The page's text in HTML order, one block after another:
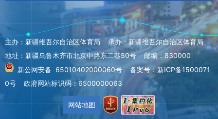
主办：新疆维吾尔自治区体育局 承办：新疆维吾尔自治区体育局
地址：新疆乌鲁木齐市北京中路东二巷50号 邮编：830000
新公网安备 65010402000060号
备案号：新ICP备1500071
0号 政府网站标识码：6500000063
网站地图